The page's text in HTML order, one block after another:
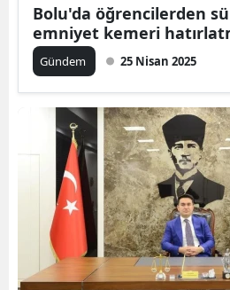
Bolu'da öğrencilerden
emniyet kemeri
Gündem 25 Nisan 2025